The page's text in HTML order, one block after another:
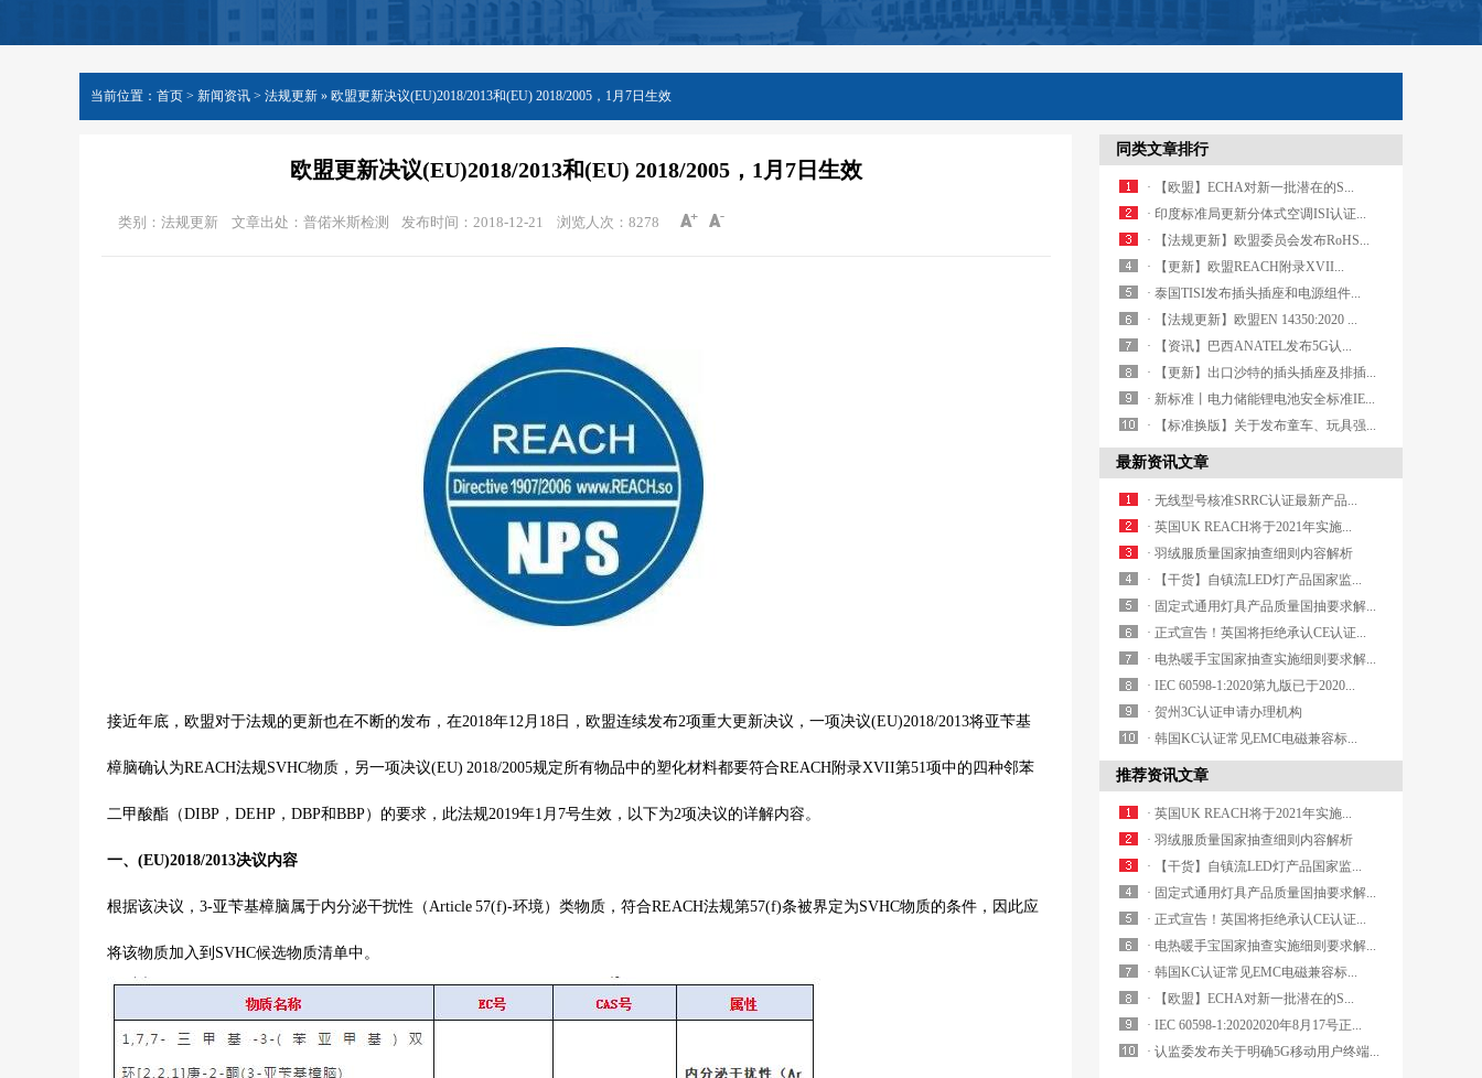
当前位置： 首页 > 新闻资讯 > 法规更新 » 欧盟更新决议(EU)2018/2013和(EU) 2018/2005，1月7日生效
欧盟更新决议(EU)2018/2013和(EU) 2018/2005，1月7日生效
类别：法规更新 文章出处：普偌米斯检测 发布时间：2018-12-21 浏览人次： 8278
接近年底，欧盟对于法规的更新也在不断的发布， 在2018年12月18日，欧盟连续发布2项重大更新决议，一项决议(EU)2018/2013将亚苄基
樟脑确认为REACH法规SVHC物质，另一项决议(EU) 2018/2005规定所有物品中的塑化材料都要符合REACH附录XVII第51项中的四种邻苯
二甲酸酯（DIBP，DEHP，DBP和BBP）的要求，此法规2019年1月7号生效，以下为2项决议的详解内容。
一、 (EU)2018/2013决议内容
根据该决议，3-亚苄基樟脑属于内分泌干扰性（Article 57(f)-环境）类物质，符合REACH法规第57(f)条被界定为SVHC物质的条件，因此应
将该物质加入到SVHC候选物质清单中。
同类文章排行
· 【欧盟】ECHA对新一批潜在的S...
· 印度标准局更新分体式空调ISI认证...
· 【法规更新】欧盟委员会发布RoHS...
· 【更新】欧盟REACH附录XVII...
· 泰国TISI发布插头插座和电源组件...
· 【法规更新】欧盟EN 14350:2020 ...
· 【资讯】巴西ANATEL发布5G认...
· 【更新】出口沙特的插头插座及排插...
· 新标准丨电力储能锂电池安全标准IE...
· 【标准换版】关于发布童车、玩具强...
最新资讯文章
· 无线型号核准SRRC认证最新产品...
· 英国UK REACH将于2021年实施...
· 羽绒服质量国家抽查细则内容解析
· 【干货】自镇流LED灯产品国家监...
· 固定式通用灯具产品质量国抽要求解...
· 正式宣告！英国将拒绝承认CE认证...
· 电热暖手宝国家抽查实施细则要求解...
· IEC 60598-1:2020第九版已于2020...
· 贺州3C认证申请办理机构
· 韩国KC认证常见EMC电磁兼容标...
推荐资讯文章
· 英国UK REACH将于2021年实施...
· 羽绒服质量国家抽查细则内容解析
· 【干货】自镇流LED灯产品国家监...
· 固定式通用灯具产品质量国抽要求解...
· 正式宣告！英国将拒绝承认CE认证...
· 电热暖手宝国家抽查实施细则要求解...
· 韩国KC认证常见EMC电磁兼容标...
· 【欧盟】ECHA对新一批潜在的S...
· IEC 60598-1:20202020年8月17号正...
· 认监委发布关于明确5G移动用户终端...